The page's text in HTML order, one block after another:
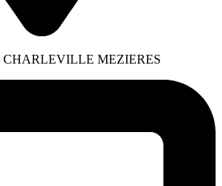
CHARLEVILLE MEZIERES